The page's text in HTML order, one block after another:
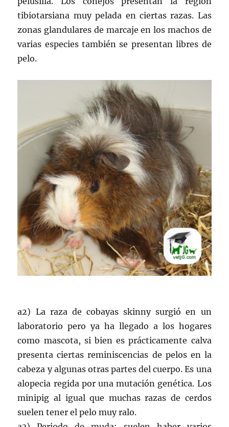
tibiotarsiana muy pelada en ciertas razas. Las
zonas glandulares de marcaje en los machos de
varias especies también se presentan libres de
pelo.
a2) La raza de cobayas skinny surgió en un
laboratorio pero ya ha llegado a los hogares
como mascota, si bien es prácticamente calva
presenta ciertas reminiscencias de pelos en la
cabeza y algunas otras partes del cuerpo. Es una
alopecia regida por una mutación genética. Los
minipig al igual que muchas razas de cerdos
suelen tener el pelo muy ralo.